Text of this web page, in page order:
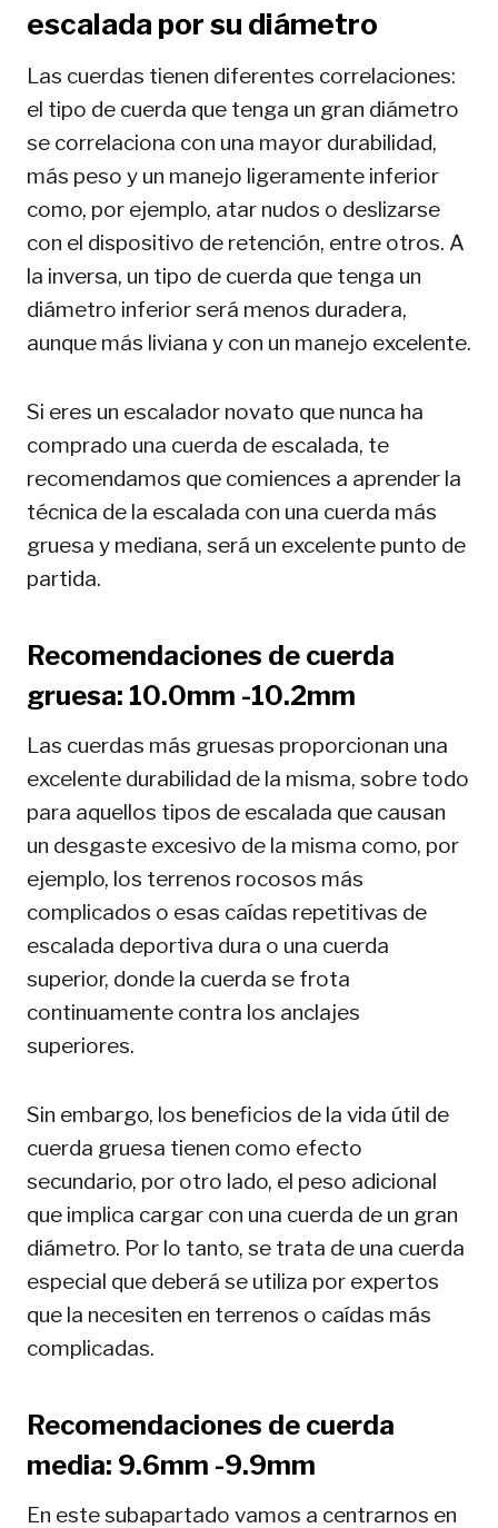
escalada por su diámetro
Las cuerdas tienen diferentes correlaciones:
el tipo de cuerda que tenga un gran diámetro
se correlaciona con una mayor durabilidad,
más peso y un manejo ligeramente inferior
como, por ejemplo, atar nudos o deslizarse
con el dispositivo de retención, entre otros. A
la inversa, un tipo de cuerda que tenga un
diámetro inferior será menos duradera,
aunque más liviana y con un manejo excelente.
Si eres un escalador novato que nunca ha
comprado una cuerda de escalada, te
recomendamos que comiences a aprender la
técnica de la escalada con una cuerda más
gruesa y mediana, será un excelente punto de
partida.
Recomendaciones de cuerda
gruesa: 10.0mm -10.2mm
Las cuerdas más gruesas proporcionan una
excelente durabilidad de la misma, sobre todo
para aquellos tipos de escalada que causan
un desgaste excesivo de la misma como, por
ejemplo, los terrenos rocosos más
complicados o esas caídas repetitivas de
escalada deportiva dura o una cuerda
superior, donde la cuerda se frota
continuamente contra los anclajes
superiores.
Sin embargo, los beneficios de la vida útil de
cuerda gruesa tienen como efecto
secundario, por otro lado, el peso adicional
que implica cargar con una cuerda de un gran
diámetro. Por lo tanto, se trata de una cuerda
especial que deberá se utiliza por expertos
que la necesiten en terrenos o caídas más
complicadas.
Recomendaciones de cuerda
media: 9.6mm -9.9mm
En este subapartado vamos a centrarnos en